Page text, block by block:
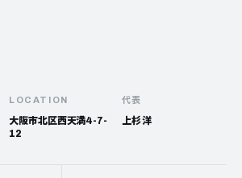
LOCATION
大阪市北区西天満4-7-
12
代表
上杉 洋